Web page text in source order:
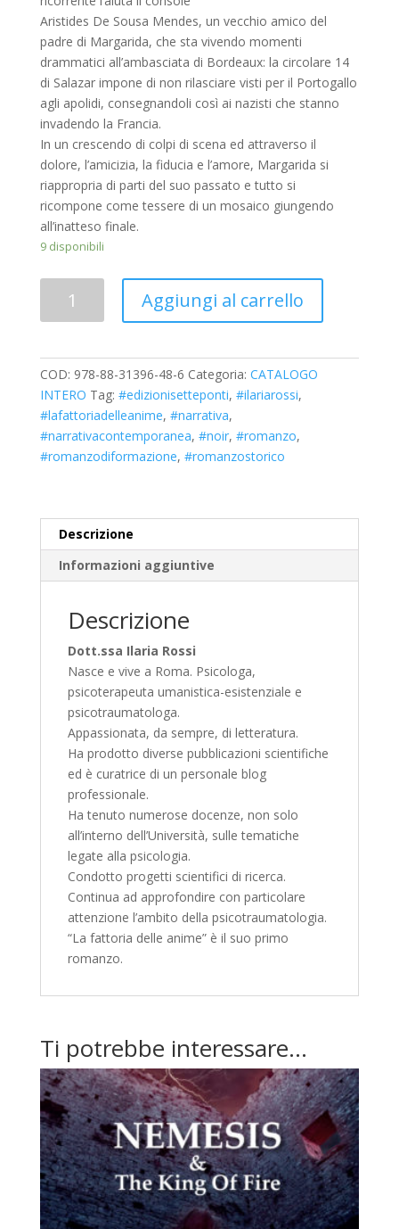
Aristides De Sousa Mendes, un vecchio amico del
padre di Margarida, che sta vivendo momenti
drammatici all’ambasciata di Bordeaux: la circolare 14
di Salazar impone di non rilasciare visti per il Portogallo
agli apolidi, consegnandoli così ai nazisti che stanno
invadendo la Francia.
In un crescendo di colpi di scena ed attraverso il
dolore, l’amicizia, la fiducia e l’amore, Margarida si
riappropria di parti del suo passato e tutto si
ricompone come tessere di un mosaico giungendo
all’inatteso finale.
9 disponibili
Aggiungi al carrello
COD: 978-88-31396-48-6 Categoria: CATALOGO
INTERO Tag: #edizionisetteponti, #ilariarossi,
#lafattoriadelleanime, #narrativa,
#narrativacontemporanea, #noir, #romanzo,
#romanzodiformazione, #romanzostorico
Descrizione
Informazioni aggiuntive
Descrizione
Dott.ssa Ilaria Rossi
Nasce e vive a Roma. Psicologa,
psicoterapeuta umanistica-esistenziale e
psicotraumatologa.
Appassionata, da sempre, di letteratura.
Ha prodotto diverse pubblicazioni scientifiche
ed è curatrice di un personale blog
professionale.
Ha tenuto numerose docenze, non solo
all’interno dell’Università, sulle tematiche
legate alla psicologia.
Condotto progetti scientifici di ricerca.
Continua ad approfondire con particolare
attenzione l’ambito della psicotraumatologia.
“La fattoria delle anime” è il suo primo
romanzo.
Ti potrebbe interessare…